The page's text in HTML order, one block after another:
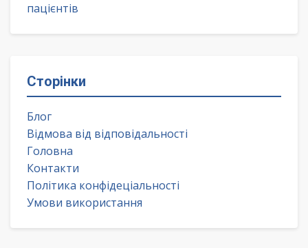
пацієнтів
Сторінки
Блог
Відмова від відповідальності
Головна
Контакти
Політика конфідеціальності
Умови використання